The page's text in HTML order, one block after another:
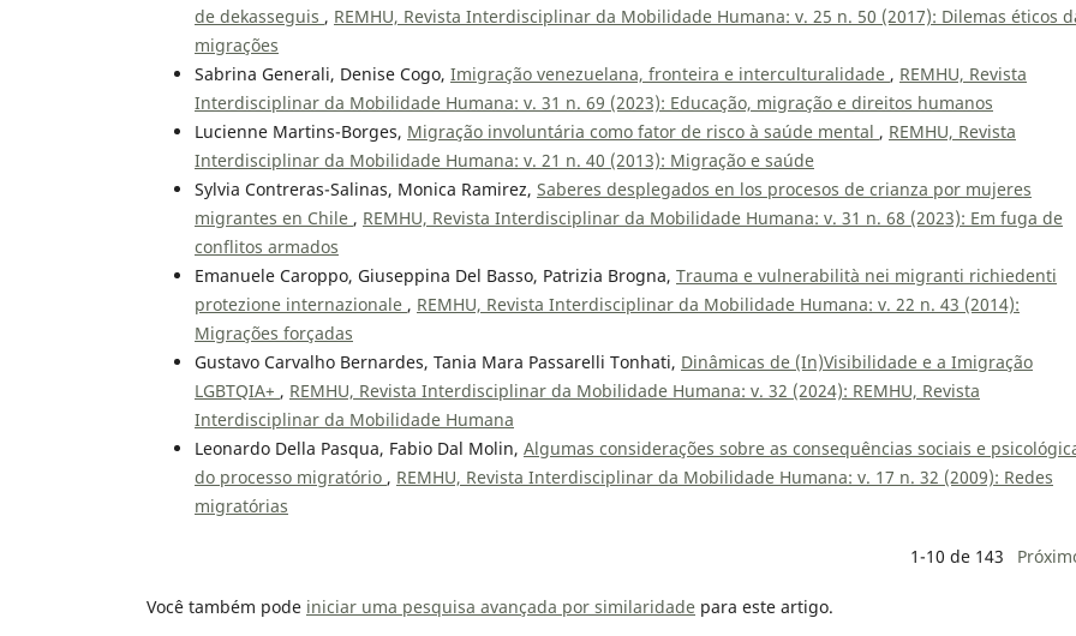
de dekasseguis , REMHU, Revista Interdisciplinar da Mobilidade Humana: v. 25 n. 50 (2017): Dilemas éticos
migrações
Sabrina Generali, Denise Cogo, Imigração venezuelana, fronteira e interculturalidade , REMHU, Revista
Interdisciplinar da Mobilidade Humana: v. 31 n. 69 (2023): Educação, migração e direitos humanos
Lucienne Martins-Borges, Migração involuntária como fator de risco à saúde mental , REMHU, Revista
Interdisciplinar da Mobilidade Humana: v. 21 n. 40 (2013): Migração e saúde
Sylvia Contreras-Salinas, Monica Ramirez, Saberes desplegados en los procesos de crianza por mujeres
migrantes en Chile , REMHU, Revista Interdisciplinar da Mobilidade Humana: v. 31 n. 68 (2023): Em fuga de
conflitos armados
Emanuele Caroppo, Giuseppina Del Basso, Patrizia Brogna, Trauma e vulnerabilità nei migranti richiedenti
protezione internazionale , REMHU, Revista Interdisciplinar da Mobilidade Humana: v. 22 n. 43 (2014):
Migrações forçadas
Gustavo Carvalho Bernardes, Tania Mara Passarelli Tonhati, Dinâmicas de (In)Visibilidade e a Imigração
LGBTQIA+ , REMHU, Revista Interdisciplinar da Mobilidade Humana: v. 32 (2024): REMHU, Revista
Interdisciplinar da Mobilidade Humana
Leonardo Della Pasqua, Fabio Dal Molin, Algumas considerações sobre as consequências sociais e
do processo migratório , REMHU, Revista Interdisciplinar da Mobilidade Humana: v. 17 n. 32 (2009): Redes
migratórias
1-10 de 143
Você também pode iniciar uma pesquisa avançada por similaridade para este artigo.